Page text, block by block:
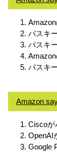
パスキ
パスキ
パスキ
Amazon
Ciscoが
OpenAI
Google